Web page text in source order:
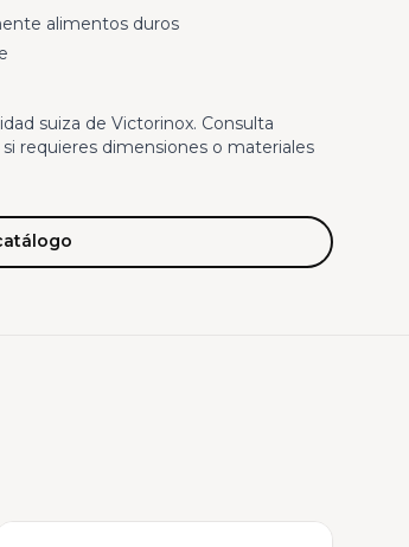
alimentos duros
suiza de Victorinox. Consulta
requieres dimensiones o materiales